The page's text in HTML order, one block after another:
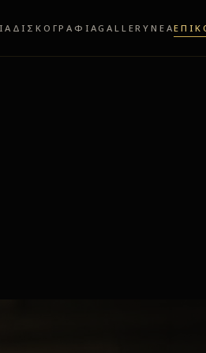
ΔΙΣΚΟΓΡΑΦΙΑGALLERYΝΕΑ